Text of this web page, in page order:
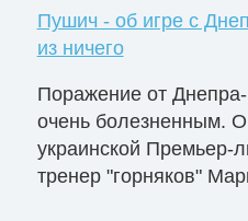
Пушич - об игре с
из ничего
Поражение от
очень болезненным.
украинской Премьер-
тренер "горняков"